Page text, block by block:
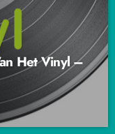
Het Vinyl –